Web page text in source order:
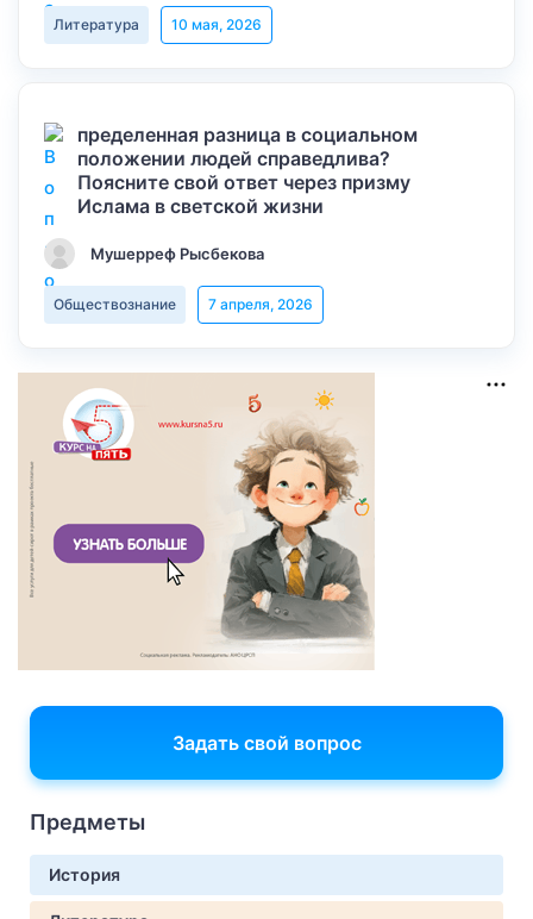
Литература 10 мая, 2026
пределенная разница в социальном
положении людей справедлива?
Поясните свой ответ через призму
Ислама в светской жизни
Мушерреф Рысбекова
Обществознание 7 апреля, 2026
Задать свой вопрос
Предметы
История